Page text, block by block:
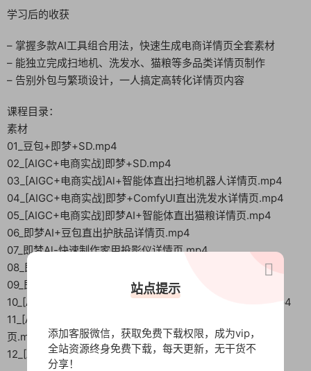
学习后的收获
– 掌握多款AI工具组合用法，快速生成电商详情页全套素材
– 能独立完成扫地机、洗发水、猫粮等多品类详情页制作
– 告别外包与繁琐设计，一人搞定高转化详情页内容
课程目录：
素材
01_豆包+即梦+SD.mp4
02_[AIGC+电商实战]即梦+SD.mp4
03_[AIGC+电商实战]Al+智能体直出扫地机器人详情页.mp4
04_[AIGC+电商实战]即梦+ComfyUI直出洗发水详情页.mp4
05_[AIGC+电商实战]即梦AI+智能体直出猫粮详情页.mp4
06_即梦AI+豆包直出护肤品详情页.mp4
07_即梦Al-快速制作家用投影仪详情页.mp4
08_即梦AI+豆包-快速制作香蕉详情页.mp4
09_即梦Al-快速制作音箱详情页.mp4
10_[AIGC+电商实战]Picset+即梦-直出+复刻狗粮洋情页.mp4
11_[AIGC+电商实战]豆包+稿定ai+即梦直出空气炸锅详情
页.mp4
12_[AIGC+电商实战]即梦+SD-直出洗发水详情页.mp4
站点提示
添加客服微信，获取免费下载权限，成为vip，
全站资源终身免费下载，每天更新，无干货不
分享！